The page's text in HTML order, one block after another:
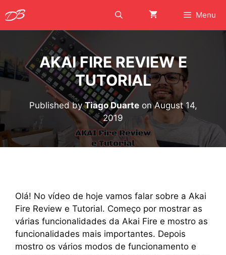
to
content
Menu
AKAI FIRE REVIEW E
TUTORIAL
Published byTiago DuarteonAugust 14,
2019
Olá! No vídeo de hoje vamos falar sobre a Akai
Fire Review e Tutorial. Começo por mostrar as
várias funcionalidades da Akai Fire e mostro as
funcionalidades mais importantes. Depois
mostro os vários modos de funcionamento e